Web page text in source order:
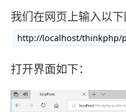
我们在网页上输入以下
http://localhost/thinkphp/
打开界面如下：